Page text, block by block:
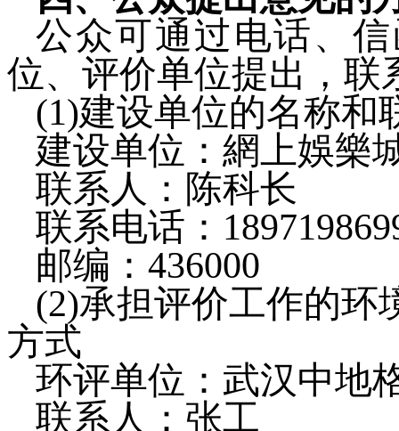
公众可通过电话、
位、评价单位提出，联
(1)建设单位的名称和
建设单位： 網上娛樂
联系人： 陈科长
联系电话：
邮编： 436000
(2)承担评价工作的环
方式
环评单位：武汉中地
联系人：张工